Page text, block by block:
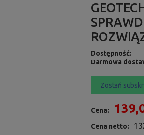
Dostępność:
Darmowa
Zostań
Cena:
Cena netto: